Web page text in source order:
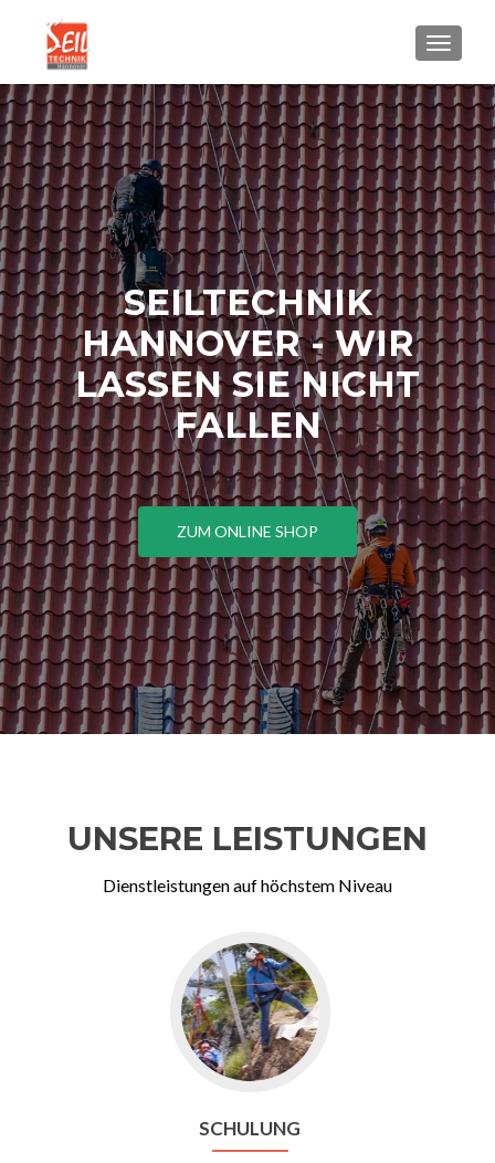
SEILTECHNIK
HANNOVER - WIR
LASSEN SIE NICHT
FALLEN
ZUM ONLINE SHOP
UNSERE LEISTUNGEN
Dienstleistungen auf höchstem Niveau
Go
to
Schulung
SCHULUNG